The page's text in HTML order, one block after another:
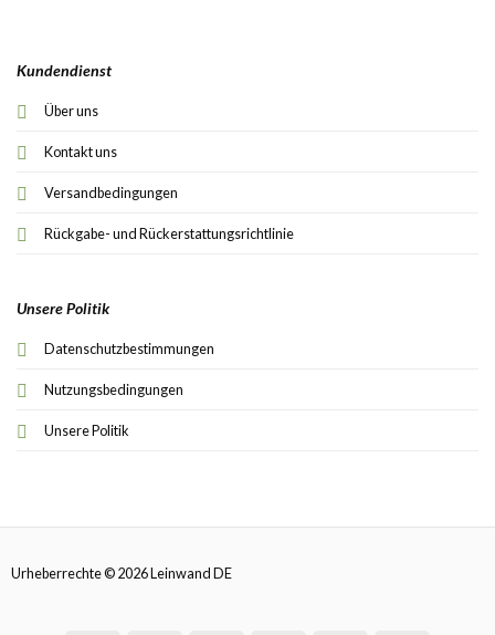
Kundendienst
Über uns
Kontakt uns
Versandbedingungen
Rückgabe- und Rückerstattungsrichtlinie
Unsere Politik
Datenschutzbestimmungen
Nutzungsbedingungen
Unsere Politik
Urheberrechte © 2026 Leinwand DE